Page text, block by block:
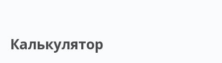
Калькулятор